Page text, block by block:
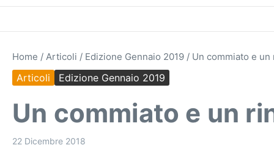
Home / Articoli / Edizione Gennaio 2019 / Un commiato e
Articoli Edizione Gennaio 2019
Un commiato e un
22 Dicembre 2018